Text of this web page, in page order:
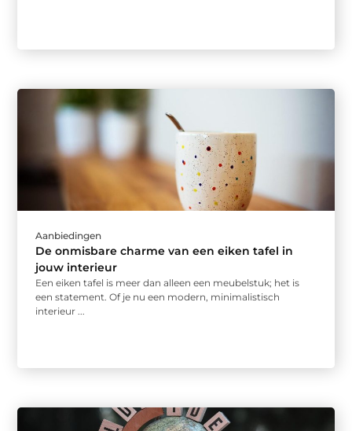
Aanbiedingen
De onmisbare charme van een eiken tafel in
jouw interieur
Een eiken tafel is meer dan alleen een meubelstuk; het is
een statement. Of je nu een modern, minimalistisch
interieur ...